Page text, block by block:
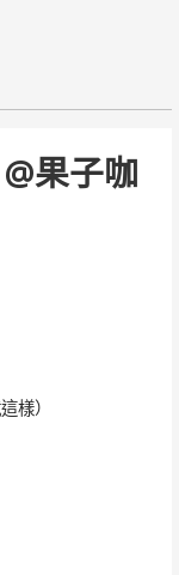
果子咖
樣）